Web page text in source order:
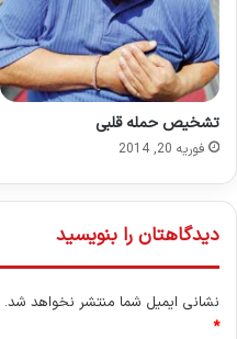
تشخیص حمله قلبی
فوریه 20, 2014
دیدگاهتان را بنویسید
نشانی ایمیل شما منتشر نخواهد شد.
*